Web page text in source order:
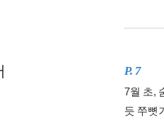
P. 7
7월 초,
듯 쭈뼛